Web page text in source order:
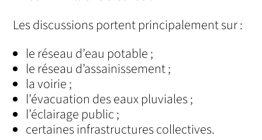
Les discussions portent principalement sur :
le réseau d’eau potable ;
le réseau d’assainissement ;
la voirie ;
l’évacuation des eaux pluviales ;
l’éclairage public ;
certaines infrastructures collectives.